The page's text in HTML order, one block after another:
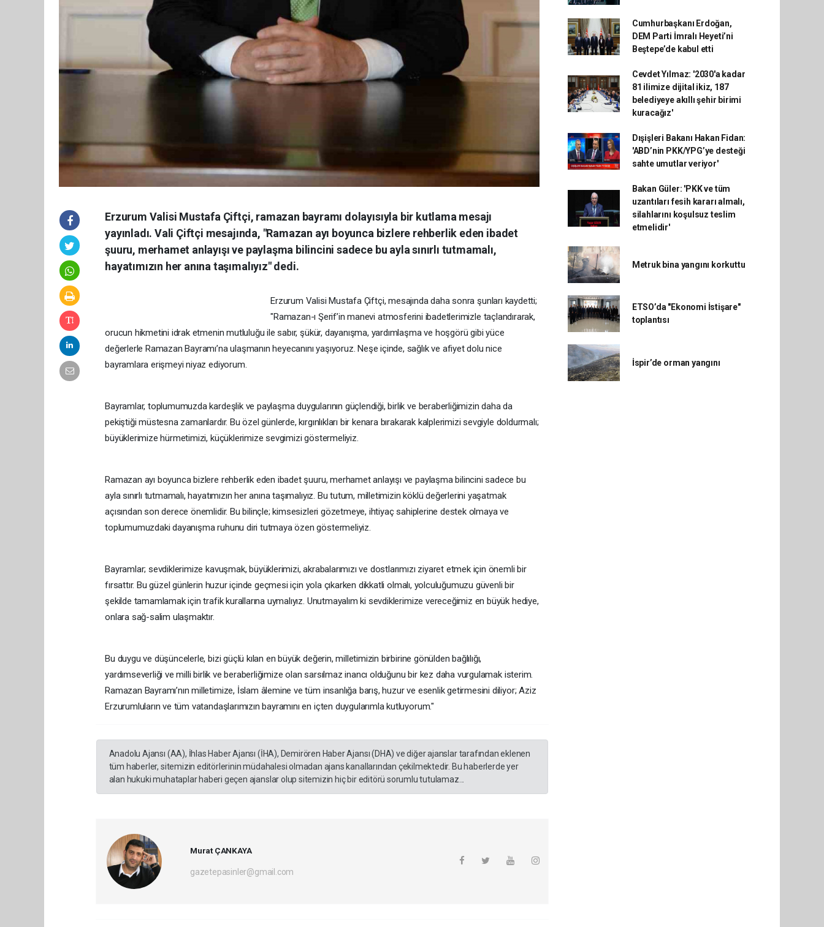
Erzurum Valisi Mustafa Çiftçi, ramazan bayramı dolayısıyla bir kutlama mesajı
yayınladı. Vali Çiftçi mesajında, "Ramazan ayı boyunca bizlere rehberlik eden ibadet
şuuru, merhamet anlayışı ve paylaşma bilincini sadece bu ayla sınırlı tutmamalı,
hayatımızın her anına taşımalıyız" dedi.
Erzurum Valisi Mustafa Çiftçi, mesajında daha sonra şunları kaydetti;
"Ramazan-ı Şerif’in manevi atmosferini ibadetlerimizle taçlandırarak,
orucun hikmetini idrak etmenin mutluluğu ile sabır, şükür, dayanışma, yardımlaşma ve hoşgörü gibi yüce
değerlerle Ramazan Bayramı’na ulaşmanın heyecanını yaşıyoruz. Neşe içinde, sağlık ve afiyet dolu nice
bayramlara erişmeyi niyaz ediyorum.
Bayramlar, toplumumuzda kardeşlik ve paylaşma duygularının güçlendiği, birlik ve beraberliğimizin daha da
pekiştiği müstesna zamanlardır. Bu özel günlerde, kırgınlıkları bir kenara bırakarak kalplerimizi sevgiyle doldurmalı;
büyüklerimize hürmetimizi, küçüklerimize sevgimizi göstermeliyiz.
Ramazan ayı boyunca bizlere rehberlik eden ibadet şuuru, merhamet anlayışı ve paylaşma bilincini sadece bu
ayla sınırlı tutmamalı, hayatımızın her anına taşımalıyız. Bu tutum, milletimizin köklü değerlerini yaşatmak
açısından son derece önemlidir. Bu bilinçle; kimsesizleri gözetmeye, ihtiyaç sahiplerine destek olmaya ve
toplumumuzdaki dayanışma ruhunu diri tutmaya özen göstermeliyiz.
Bayramlar; sevdiklerimize kavuşmak, büyüklerimizi, akrabalarımızı ve dostlarımızı ziyaret etmek için önemli bir
fırsattır. Bu güzel günlerin huzur içinde geçmesi için yola çıkarken dikkatli olmalı, yolculuğumuzu güvenli bir
şekilde tamamlamak için trafik kurallarına uymalıyız. Unutmayalım ki sevdiklerimize vereceğimiz en büyük hediye,
onlara sağ-salim ulaşmaktır.
Bu duygu ve düşüncelerle, bizi güçlü kılan en büyük değerin, milletimizin birbirine gönülden bağlılığı,
yardımseverliği ve milli birlik ve beraberliğimize olan sarsılmaz inancı olduğunu bir kez daha vurgulamak isterim.
Ramazan Bayramı’nın milletimize, İslam âlemine ve tüm insanlığa barış, huzur ve esenlik getirmesini diliyor; Aziz
Erzurumluların ve tüm vatandaşlarımızın bayramını en içten duygularımla kutluyorum."
Anadolu Ajansı (AA), İhlas Haber Ajansı (İHA), Demirören Haber Ajansı (DHA) ve diğer ajanslar tarafından eklenen
tüm haberler, sitemizin editörlerinin müdahalesi olmadan ajans kanallarından çekilmektedir. Bu haberlerde yer
alan hukuki muhataplar haberi geçen ajanslar olup sitemizin hiç bir editörü sorumlu tutulamaz...
Murat ÇANKAYA
gazetepasinler@gmail.com
Cumhurbaşkanı Erdoğan,
DEM Parti İmralı Heyeti’ni
Beştepe’de kabul etti
Cevdet Yılmaz: '2030'a kadar
81 ilimize dijital ikiz, 187
belediyeye akıllı şehir birimi
kuracağız'
Dışişleri Bakanı Hakan Fidan:
'ABD’nin PKK/YPG’ye desteği
sahte umutlar veriyor'
Bakan Güler: 'PKK ve tüm
uzantıları fesih kararı almalı,
silahlarını koşulsuz teslim
etmelidir'
Metruk bina yangını korkuttu
ETSO’da "Ekonomi İstişare"
toplantısı
İspir’de orman yangını